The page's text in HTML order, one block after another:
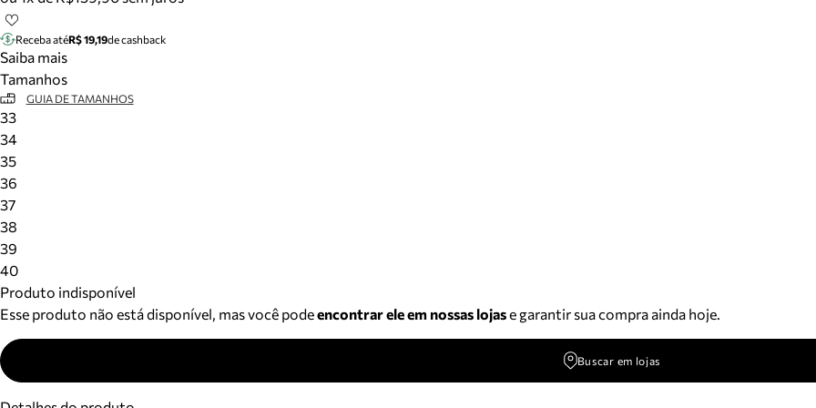
Receba atéR$ 19,19de cashback
Saiba mais
Tamanhos
GUIA DE TAMANHOS
33
34
35
36
37
38
39
40
Produto indisponível
Esse produto não está disponível, mas você podeencontrar ele em nossas lojase garantir sua compra ainda hoje.
Buscar em lojas